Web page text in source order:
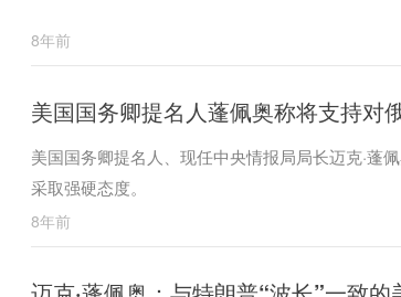
8年前
美国国务卿提名人蓬佩奥称将支持对
美国国务卿提名人、现任中央情报局局长迈克·蓬
采取强硬态度。
8年前